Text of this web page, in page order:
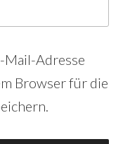
Mail-Adresse
Browser für die